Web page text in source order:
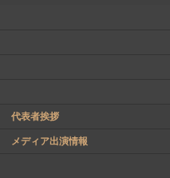
代表者挨拶
メディア出演情報